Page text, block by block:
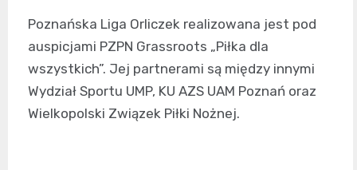
Poznańska Liga Orliczek realizowana jest pod
auspicjami PZPN Grassroots „Piłka dla
wszystkich”. Jej partnerami są między innymi
Wydział Sportu UMP, KU AZS UAM Poznań oraz
Wielkopolski Związek Piłki Nożnej.